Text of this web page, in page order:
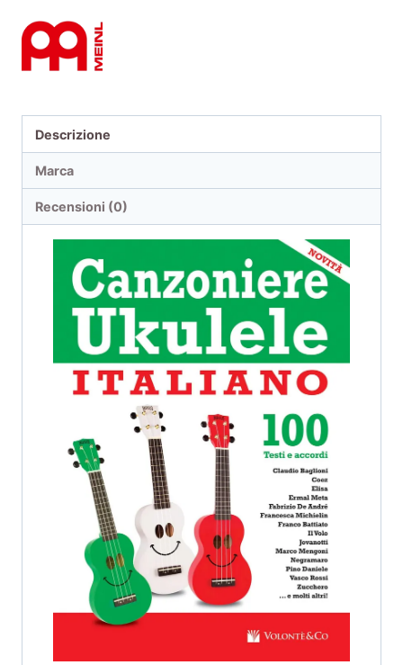
Descrizione
Marca
Recensioni (0)